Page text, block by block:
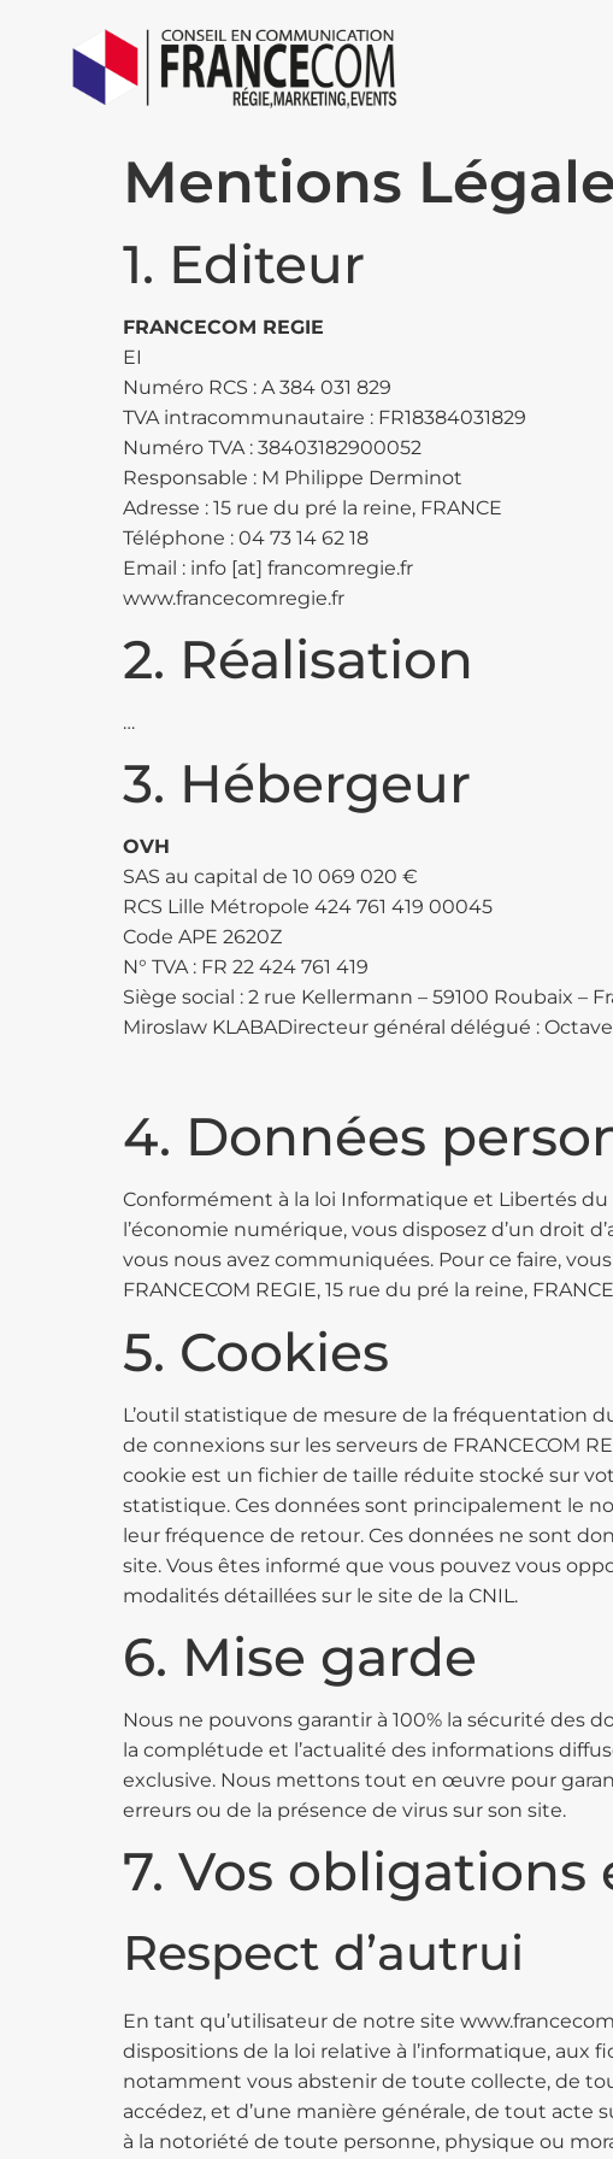
Mentions
1. Editeur
FRANCECOM REGIE
EI
Numéro RCS : A 384 031 829
TVA intracommunautaire : FR18384031829
Numéro TVA : 38403182900052
Responsable : M Philippe Derminot
Adresse : 15 rue du pré la reine, FRANCE
Téléphone : 04 73 14 62 18
Email : info [at] francomregie.fr
www.francecomregie.fr
2. Réalisation
…
3. Hébergeur
OVH
SAS au capital de 10 069 020 €
RCS Lille Métropole 424 761 419 00045
Code APE 2620Z
N° TVA : FR 22 424 761 419
Siège social : 2 rue Kellermann – 59100 Roubaix
Miroslaw KLABADirecteur général délégué :
4. Données
Conformément à la loi Informatique et Libertés
l’économie numérique, vous disposez d’un droit
vous nous avez communiquées. Pour ce faire,
FRANCECOM REGIE, 15 rue du pré la reine,
5. Cookies
L’outil statistique de mesure de la fréquentation
de connexions sur les serveurs de FRANCECOM
cookie est un fichier de taille réduite stocké sur
statistique. Ces données sont principalement le
leur fréquence de retour. Ces données ne sont
site. Vous êtes informé que vous pouvez vous
modalités détaillées sur le site de la CNIL.
6. Mise garde
Nous ne pouvons garantir à 100% la sécurité des
la complétude et l’actualité des informations
exclusive. Nous mettons tout en œuvre pour
erreurs ou de la présence de virus sur son site.
7. Vos
Respect d’autrui
En tant qu’utilisateur de notre site
dispositions de la loi relative à l’informatique, aux
notamment vous abstenir de toute collecte, de
accédez, et d’une manière générale, de tout acte
à la notoriété de toute personne, physique ou